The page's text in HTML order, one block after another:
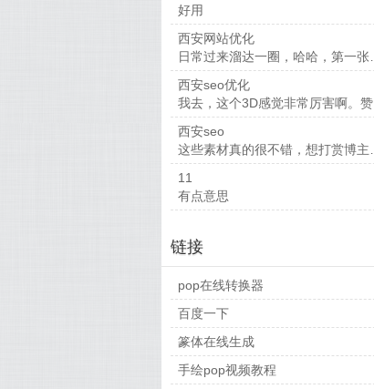
好用
西安网站优化
日常过来溜达一圈，哈哈，第一张我个人觉得...
西安seo优化
我去，这个3D感觉非常厉害啊。赞一个
西安seo
这些素材真的很不错，想打赏博主啊，嘻嘻
11
有点意思
链接
pop在线转换器
百度一下
篆体在线生成
手绘pop视频教程